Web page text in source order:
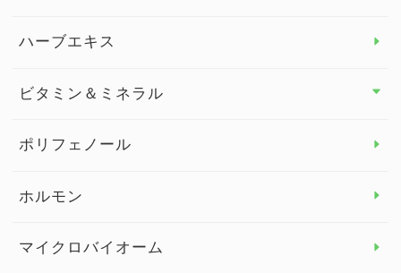
健康セミナー
ダイエット トップ
ハーブエキス
ビタミン＆ミネラル
ビタミン＆ミネラル トップ
ポリフェノール
ホルモン
マイクロバイオーム